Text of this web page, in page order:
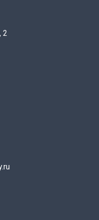
несущих стен с
опирания может
длина перемычки
мм.
сечения бруска;
номер поперечного
2